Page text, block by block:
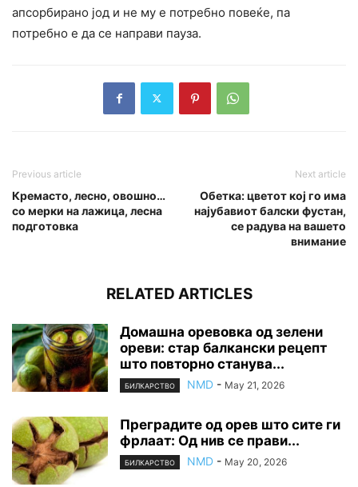
апсорбирано јод и не му е потребно повеќе, па
потребно е да се направи пауза.
Previous article
Кремасто, лесно, овошно…
со мерки на лажица, лесна
подготовка
Next article
Обетка: цветот кој го има
најубавиот балски фустан,
се радува на вашето
внимание
RELATED ARTICLES
Домашна оревовка од зелени
ореви: стар балкански рецепт
што повторно станува...
БИЛКАРСТВО NMD - May 21, 2026
Преградите од орев што сите ги
фрлаат: Од нив се прави...
БИЛКАРСТВО NMD - May 20, 2026